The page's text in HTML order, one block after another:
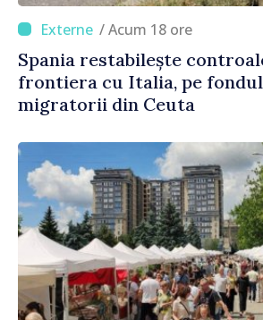
/ Acum 18 ore
Spania restabilește
frontiera cu Italia, pe
migratorii din Ceuta